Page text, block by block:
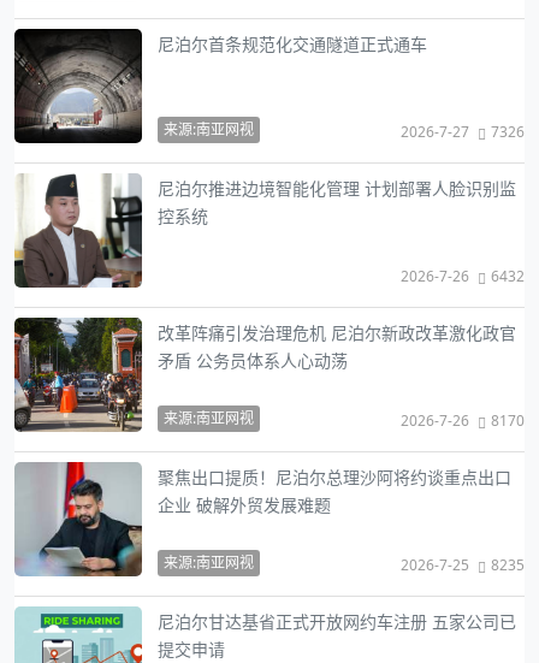
尼泊尔首条规范化交通隧道正式通车
来源:南亚网视 2026-7-27 7326
尼泊尔推进边境智能化管理 计划部署人脸识别监
控系统
2026-7-26 6432
改革阵痛引发治理危机 尼泊尔新政改革激化政官
矛盾 公务员体系人心动荡
来源:南亚网视 2026-7-26 8170
聚焦出口提质！尼泊尔总理沙阿将约谈重点出口
企业 破解外贸发展难题
来源:南亚网视 2026-7-25 8235
尼泊尔甘达基省正式开放网约车注册 五家公司已
提交申请